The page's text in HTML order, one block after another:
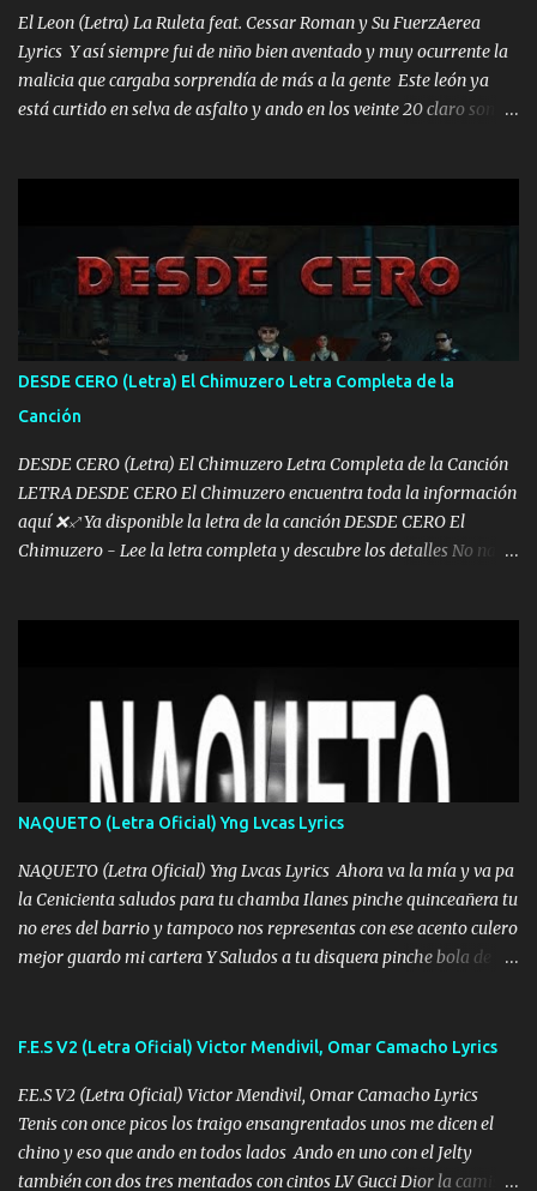
los HERMANOS un cerebro inteligente y com...
El Leon (Letra) La Ruleta feat. Cessar Roman y Su FuerzAerea
Lyrics Y así siempre fui de niño bien aventado y muy ocurrente la
malicia que cargaba sorprendía de más a la gente Este león ya
está curtido en selva de asfalto y ando en los veinte 20 claro son
pa más pues hay charola les voy a dar hasta topar pues no hay de
otra Música Surcando bien mi camino voy por mi línea no veo a
los lados aquel que no corre vuela no se me duerm voy chicoteado
Ya pasé varias hazañas ya tienen rato que me agarran el colmillo
de este León los estatales no sé esperaron Al tiro esta la PrimiZa
también la nueve que cargo al lado doy la mano al que su amigo y
al traicionero damos pa abajo Y No me paran aquí hay pa más
pues hay charola les voy a dar hasta topar pues no hay de otra...
DESDE CERO (Letra) El Chimuzero Letra Completa de la
Canción
DESDE CERO (Letra) El Chimuzero Letra Completa de la Canción
LETRA DESDE CERO El Chimuzero encuentra toda la información
aquí ❌♐ Ya disponible la letra de la canción DESDE CERO El
Chimuzero - Lee la letra completa y descubre los detalles No nací
❌ www.elnorteduro.com ❌ Yo No limito los Sueños , si no existe
Uno pues Hallamos Modos , Si me caigo me Levanto, Aprendo Del
Error Y me sacudo El Lodo ❌ www.elnorteduro.com ❌ El Dinero
No me falta Pero Tampoco me Estorba , Por Eso Manejo Todo
Bien Regido Por mis Normas . Aquí no Se Sufre de Ego vengo Desde
Abajo y me costó subir Fue Con Trabajo Y Esfuerzo, Nada es
Regalado Me Super Invertir A Mí lado Una Princesa que A pesar de
Todo Siempre a estado ahí . Hecho pa...
NAQUETO (Letra Oficial) Yng Lvcas Lyrics
NAQUETO (Letra Oficial) Yng Lvcas Lyrics Ahora va la mía y va pa
la Cenicienta saludos para tu chamba Ilanes pinche quinceañera tu
no eres del barrio y tampoco nos representas con ese acento culero
mejor guardo mi cartera Y Saludos a tu disquera pinche bola de
amarrados y tu escondido entre el miedo Que el chacal mas caro
timbo tú tu ropa y tus joyas están iguales a ti todas nacas todas
chafas baratas como TAfi Y un trofeo para Jiménez por dejarse
embarazar aunque aquí huele algo raro y es que tu no estas jamas
F.E.S V2 (Letra Oficial) Victor Mendivil, Omar Camacho Lyrics
F.E.S V2 (Letra Oficial) Victor Mendivil, Omar Camacho Lyrics
Tenis con once picos los traigo ensangrentados unos me dicen el
chino y eso que ando en todos lados Ando en uno con el Jelty
también con dos tres mentados con cintos LV Gucci Dior la camisa